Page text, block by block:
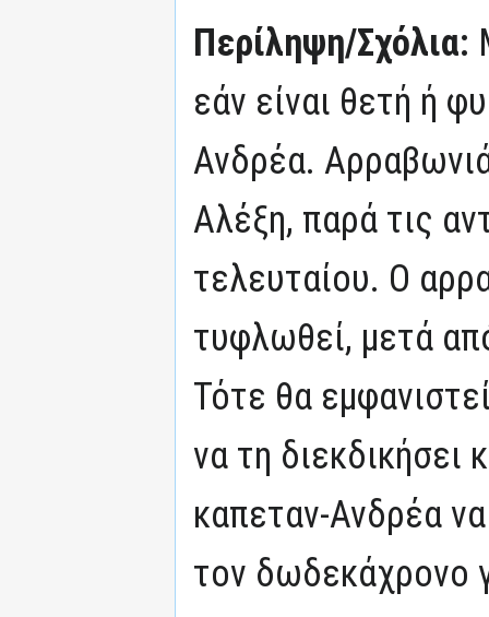
Περίληψη/Σχόλια:
εάν είναι θετή ή
Ανδρέα.
Αλέξη, παρά τις
τελευταίου. Ο
τυφλωθεί, μετά
Τότε θα
να τη διεκδικήσει
καπεταν-Ανδρέα
τον δωδεκάχρονο